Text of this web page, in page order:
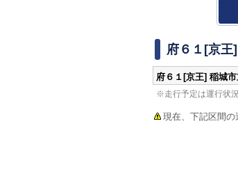
府６１[京王
府６１[京王] 稲城
※走行予定は運行状
現在、下記区間の